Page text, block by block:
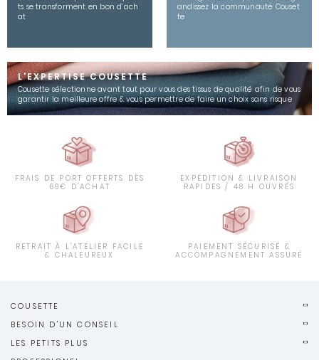
ts se transforment en bon d’ach
at
andissez la communauté Couset
te
L'EXPERTISE COUSETTE
Cousette sélectionne avant tout pour vous des tissus de qualité afin de vous
garantir la meilleure offre & vous permettre de faire un choix sans risque
FRAIS DE PORT OFFERTS DÈS
69€ D'ACHAT
EXPÉDITION & LIVRAISON
RAPIDES / 48 H OUVRÉS
RETRAIT À L'ATELIER FACILE
& CHALEUREUX
PAIEMENT SÉCURISÉ &
ACCOMPAGNEMENT ASSURÉ
COUSETTE
BESOIN D'UN CONSEIL
LES PETITS PLUS